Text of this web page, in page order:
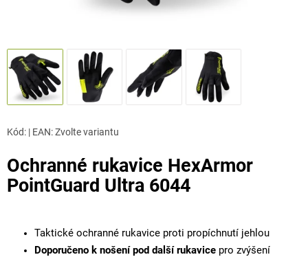
Ochranné rukavice HexArmor
PointGuard Ultra 6044
Kód: | EAN:Zvolte variantu
Taktické ochranné rukavice proti propíchnutí jehlou
Doporučeno k nošení pod další rukavice pro zvýšení